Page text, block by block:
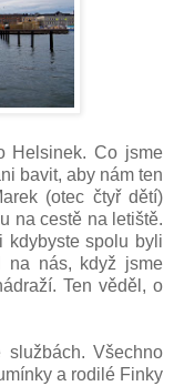
Helsinek. Co jsme
bavit, aby nám ten
(otec čtyř dětí)
na cestě na letiště.
kdybyste spolu byli
na nás, když jsme
Ten věděl, o
službách. Všechno
a rodilé Finky